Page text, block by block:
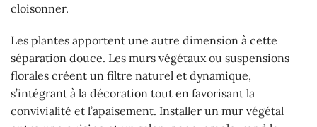
cloisonner.
Les plantes apportent une autre dimension à cette
séparation douce. Les murs végétaux ou suspensions
florales créent un filtre naturel et dynamique,
s’intégrant à la décoration tout en favorisant la
convivialité et l’apaisement. Installer un mur végétal